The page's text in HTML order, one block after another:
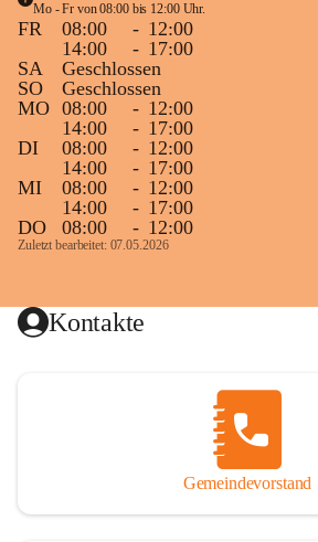
Mo - Fr von 08:00 bis 12:00 Uhr.
FR 08:00 - 12:00
14:00
- 17:00
SA
Geschlossen
SO
Geschlossen
MO 08:00 - 12:00
14:00
- 17:00
DI
08:00 - 12:00
14:00
- 17:00
MI
08:00 - 12:00
14:00
- 17:00
DO
08:00 - 12:00
Zuletzt bearbeitet: 07.05.2026
Kontakte
Gemeindevorstand